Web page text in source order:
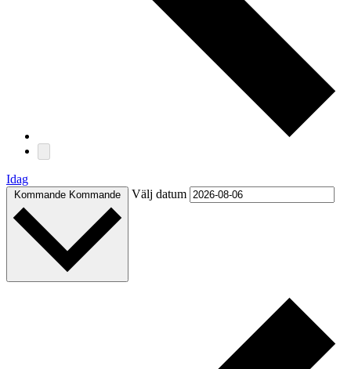
Idag
Kommande Kommande Välj datum